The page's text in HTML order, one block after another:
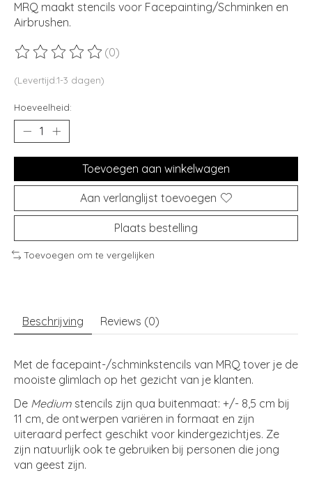
MRQ maakt stencils voor Facepainting/Schminken en
Airbrushen.
De beoordeling van dit product is
(0)
(Levertijd:1-3 dagen)
Hoeveelheid:
Toevoegen aan winkelwagen
Aan verlanglijst toevoegen
Plaats bestelling
Toevoegen om te vergelijken
Beschrijving Reviews (0)
Met de facepaint-/schminkstencils van MRQ tover je de
mooiste glimlach op het gezicht van je klanten.
De Medium stencils zijn qua buitenmaat: +/- 8,5 cm bij
11 cm, de ontwerpen variëren in formaat en zijn
uiteraard perfect geschikt voor kindergezichtjes. Ze
zijn natuurlijk ook te gebruiken bij personen die jong
van geest zijn.